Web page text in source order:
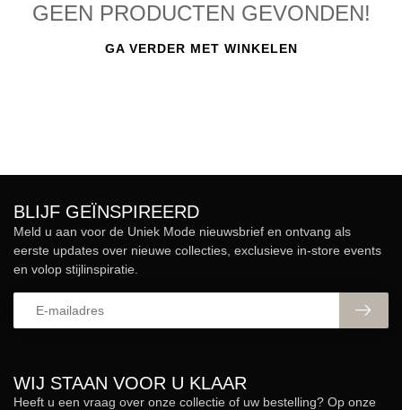
GEEN PRODUCTEN GEVONDEN!
GA VERDER MET WINKELEN
WIJ STAAN VOOR U KLAAR
Heeft u een vraag over onze collectie of uw bestelling? Op onze
BLIJF GEÏNSPIREERD
Meld u aan voor de Uniek Mode nieuwsbrief en ontvang als
eerste updates over nieuwe collecties, exclusieve in-store events
en volop stijlinspiratie.